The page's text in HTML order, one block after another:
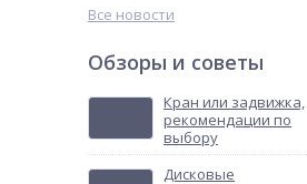
Все новости
Обзоры и советы
Кран или задвижка,
рекомендации по
выбору
Дисковые